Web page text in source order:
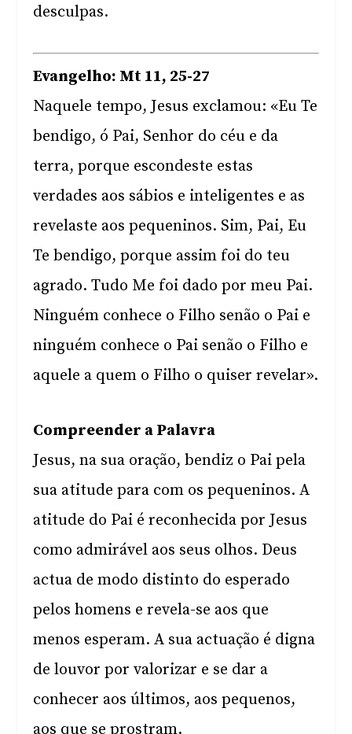
desculpas.
Evangelho: Mt 11, 25-27
Naquele tempo, Jesus exclamou: «Eu Te
bendigo, ó Pai, Senhor do céu e da
terra, porque escondeste estas
verdades aos sábios e inteligentes e as
revelaste aos pequeninos. Sim, Pai, Eu
Te bendigo, porque assim foi do teu
agrado. Tudo Me foi dado por meu Pai.
Ninguém conhece o Filho senão o Pai e
ninguém conhece o Pai senão o Filho e
aquele a quem o Filho o quiser revelar».
Compreender a Palavra
Jesus, na sua oração, bendiz o Pai pela
sua atitude para com os pequeninos. A
atitude do Pai é reconhecida por Jesus
como admirável aos seus olhos. Deus
actua de modo distinto do esperado
pelos homens e revela-se aos que
menos esperam. A sua actuação é digna
de louvor por valorizar e se dar a
conhecer aos últimos, aos pequenos,
aos que se prostram.